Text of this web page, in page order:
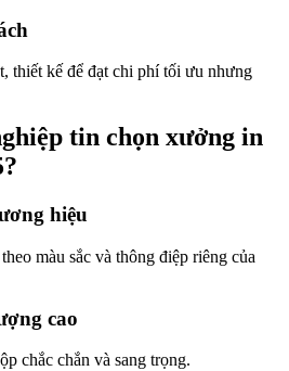
thiết kế để đạt chi phí tối ưu nhưng
tin chọn xưởng in
hiệu
màu sắc và thông điệp riêng của
cao
chắc chắn và sang trọng.